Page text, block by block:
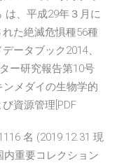
は、平成29年３月に
た絶滅危惧種56種
ータブック2014、
ー研究報告第10号
メダイの生物学的
資源管理[PDF
名 (2019.12.31 現
重要コレクション